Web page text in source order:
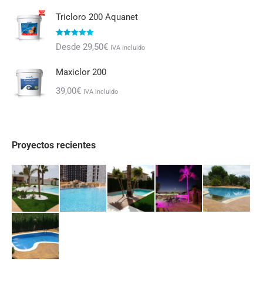
Tricloro 200 Aquanet
Valorado con
5.00de 5
Desde 29,50€ IVA incluido
Maxiclor 200
39,00€ IVA incluido
Proyectos recientes